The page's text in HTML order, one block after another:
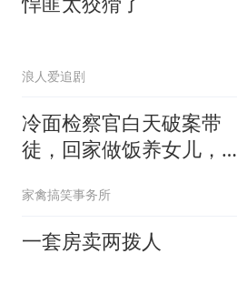
浪人爱追剧
冷面检察官白天破案带
徒，回家做饭养女儿，背
家禽搞笑事务所
一套房卖两拨人